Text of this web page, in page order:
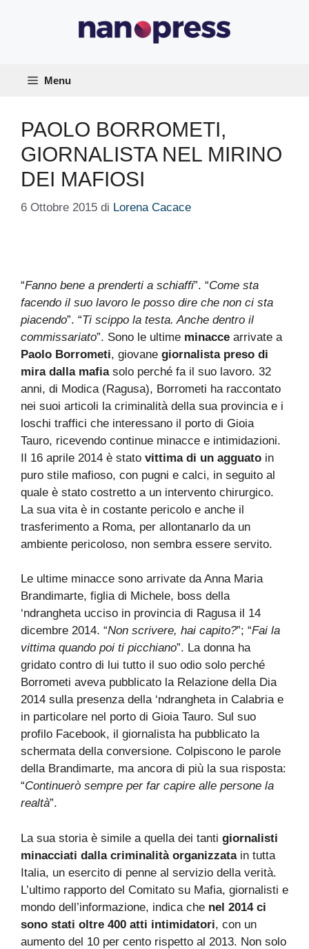
Menu
PAOLO BORROMETI,
GIORNALISTA NEL MIRINO
DEI MAFIOSI
6 Ottobre 2015 di Lorena Cacace
“Fanno bene a prenderti a schiaffi”. “Come sta
facendo il suo lavoro le posso dire che non ci sta
piacendo”. “Ti scippo la testa. Anche dentro il
commissariato”. Sono le ultime minacce arrivate a
Paolo Borrometi, giovane giornalista preso di
mira dalla mafiasolo perché fa il suo lavoro. 32
anni, di Modica (Ragusa), Borrometi ha raccontato
nei suoi articoli la criminalità della sua provincia e i
loschi traffici che interessano il porto di Gioia
Tauro, ricevendo continue minacce e intimidazioni.
Il 16 aprile 2014 è stato vittima di un agguato in
puro stile mafioso, con pugni e calci, in seguito al
quale è stato costretto a un intervento chirurgico.
La sua vita è in costante pericolo e anche il
trasferimento a Roma, per allontanarlo da un
ambiente pericoloso, non sembra essere servito.
Le ultime minacce sono arrivate da Anna Maria
Brandimarte, figlia di Michele, boss della
‘ndrangheta ucciso in provincia di Ragusa il 14
dicembre 2014. “Non scrivere, hai capito?”; “Fai la
vittima quando poi ti picchiano”. La donna ha
gridato contro di lui tutto il suo odio solo perché
Borrometi aveva pubblicato la Relazione della Dia
2014 sulla presenza della ‘ndrangheta in Calabria e
in particolare nel porto di Gioia Tauro. Sul suo
profilo Facebook, il giornalista ha pubblicato la
schermata della conversione. Colpiscono le parole
della Brandimarte, ma ancora di più la sua risposta:
“Continuerò sempre per far capire alle persone la
realtà”.
La sua storia è simile a quella dei tanti giornalisti
minacciati dalla criminalità organizzatain tutta
Italia, un esercito di penne al servizio della verità.
L’ultimo rapporto del Comitato su Mafia, giornalisti e
mondo dell’informazione, indica che nel 2014 ci
sono stati oltre 400 atti intimidatori, con un
aumento del 10 per cento rispetto al 2013. Non solo